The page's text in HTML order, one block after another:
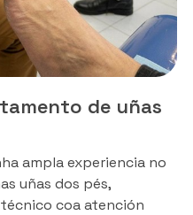
de uñas
ampla experiencia no
uñas dos pés,
coa atención